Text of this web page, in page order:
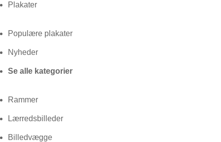
Plakater
Populære plakater
Nyheder
Se alle kategorier
Rammer
Lærredsbilleder
Billedvægge